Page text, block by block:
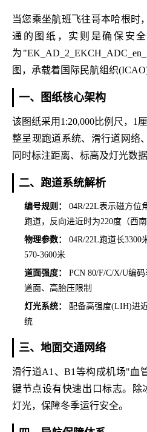
当您乘坐航班飞往哥本哈根时
通的图纸，实则是确保安
为
图，承载着国际民航组织
一、图纸核心架构
该图纸采用1:20,000比例尺，1
整呈现跑道系统、滑行道网络
同时标注距离、标高及灯光数据
二、跑道系统解析
编号规则： 04R/22L表示磁方位
跑道，反向进近时为220度（西
物理参数： 04R/22L跑道长3300
570-3600米
道面强度： PCN 80/F/C/X/U编
道面、高胎压限制
灯光系统： 配备高强度(LIH)进
统
三、地面交通网络
滑行道A1、B1等构成机场"血
键节点设有快速出口标志。除
灯光，保障冬季运行安全。